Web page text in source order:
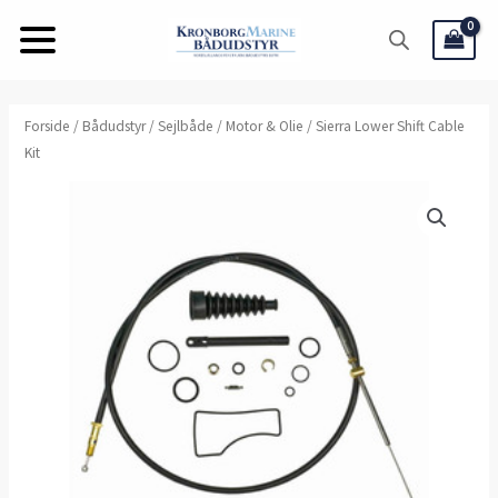
Forside / Bådudstyr/Sejlbåde / Motor & Olie / Sierra Lower Shift Cable
Kit